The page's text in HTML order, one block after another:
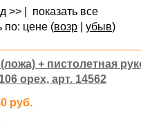
>>| показать все
по: цене (возр убыв)
+ пистолетная
орех, арт. 14562
руб.